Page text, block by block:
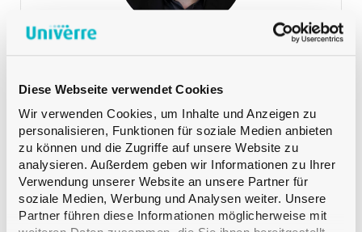
Diese Webseite verwendet Cookies
Wir verwenden Cookies, um Inhalte und Anzeigen zu
personalisieren, Funktionen für soziale Medien anbieten
zu können und die Zugriffe auf unsere Website zu
analysieren. Außerdem geben wir Informationen zu Ihrer
Verwendung unserer Website an unsere Partner für
soziale Medien, Werbung und Analysen weiter. Unsere
Partner führen diese Informationen möglicherweise mit